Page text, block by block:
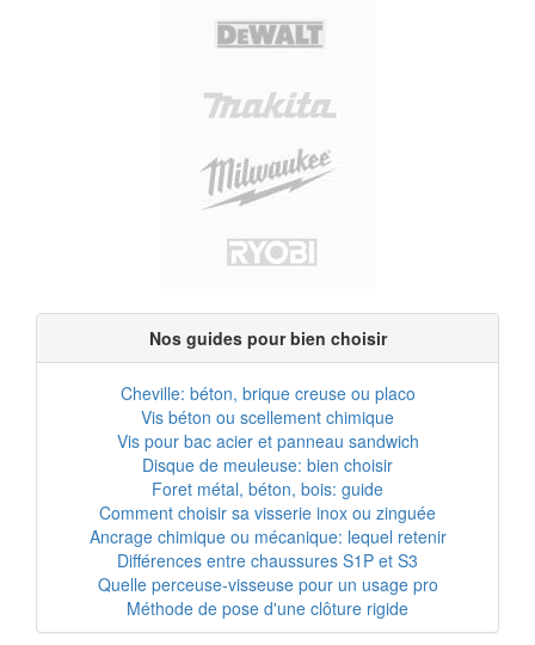
Nos guides pour bien choisir
Cheville: béton, brique creuse ou placo
Vis béton ou scellement chimique
Vis pour bac acier et panneau sandwich
Disque de meuleuse: bien choisir
Foret métal, béton, bois: guide
Comment choisir sa visserie inox ou zinguée
Ancrage chimique ou mécanique: lequel retenir
Différences entre chaussures S1P et S3
Quelle perceuse-visseuse pour un usage pro
Méthode de pose d'une clôture rigide